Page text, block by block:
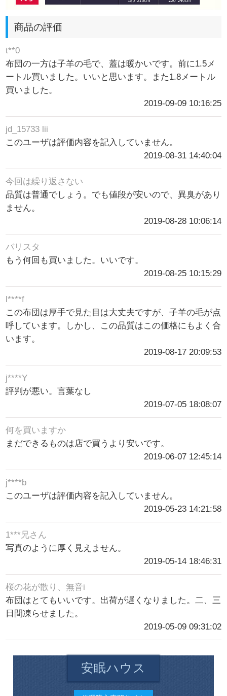
商品の評価
t**0
布団の一方は子羊の毛で、蓋は暖かいです。前に1.5メ
ートル買いました。いいと思います。また1.8メートル
買いました。
2019-09-09 10:16:25
jd_15733 lii
このユーザは評価内容を記入していません。
2019-08-31 14:40:04
今回は繰り返さない
品質は普通でしょう。でも値段が安いので、異臭があり
ません。
2019-08-28 10:06:14
バリスタ
もう何回も買いました。いいです。
2019-08-25 10:15:29
l****f
この布団は厚手で見た目は大丈夫ですが、子羊の毛が点
呼しています。しかし、この品質はこの価格にもよく合
います。
2019-08-17 20:09:53
j****Y
評判が悪い。言葉なし
2019-07-05 18:08:07
何を買いますか
まだできるものは店で買うより安いです。
2019-06-07 12:45:14
j****b
このユーザは評価内容を記入していません。
2019-05-23 14:21:58
1***兄さん
写真のように厚く見えません。
2019-05-14 18:46:31
桜の花が散り、無音i
布団はとてもいいです。出荷が遅くなりました。二、三
日間凍らせました。
2019-05-09 09:31:02
安眠ハウス